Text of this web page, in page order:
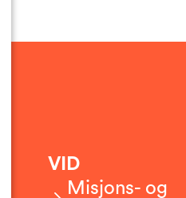
VID
Misjons- og